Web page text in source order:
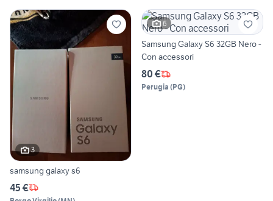
3
samsung galaxy s6
45 €
6
Samsung Galaxy S6 32GB Nero -
Con accessori
80 €
Perugia (PG)